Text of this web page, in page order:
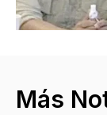
Más